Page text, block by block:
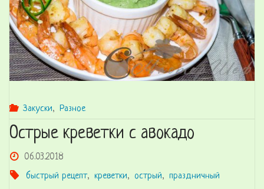
индийски"
Закуски, Разное
Острые креветки с авокадо
06.03.2018
быстрый рецепт, креветки, острый, праздничный